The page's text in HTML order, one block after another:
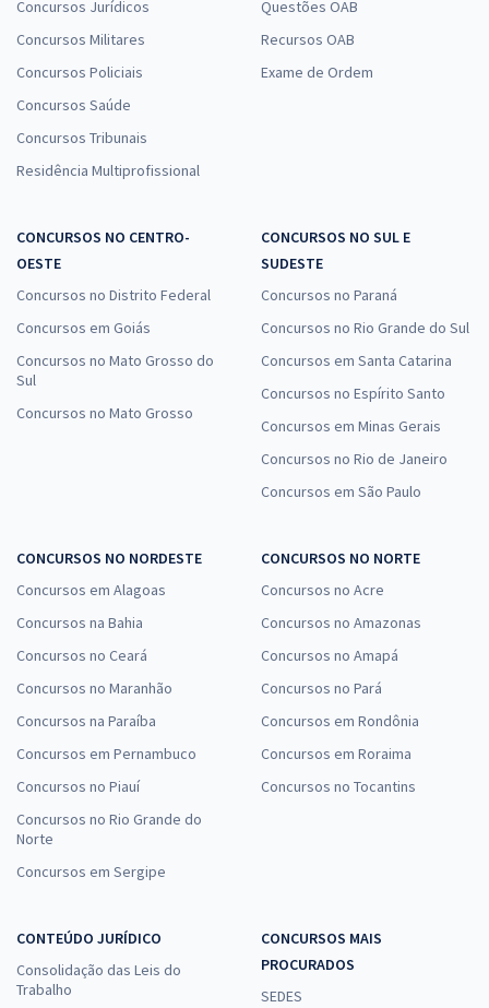
Comprar
R$ 358,32
Economize R$ 89,58 (-20%)
Comprar
Prefeitura de São Sebastião - AL - Professor(a) Português (Pós-
Edital)
à vista
R$29,86
Prefeitura de São Sebastião - AL - Conhecimentos Específicos para
22,32
Economize R$ 66,96 (-20%)
Comprar
Prefeitura de São Sebastião - AL - Conhecimentos Específicos para
R$22,32
Economize R$ 66,96 (-20%)
Concursos Jurídicos
Concursos Militares
Concursos Policiais
Concursos Saúde
Concursos Tribunais
Residência Multiprofissional
Questões OAB
Recursos OAB
Exame de Ordem
CONCURSOS NO CENTRO-
OESTE
Concursos no Distrito Federal
Concursos em Goiás
Concursos no Mato Grosso do
Sul
Concursos no Mato Grosso
CONCURSOS NO SUL E
SUDESTE
Concursos no Paraná
Concursos no Rio Grande do Sul
Concursos em Santa Catarina
Concursos no Espírito Santo
Concursos em Minas Gerais
Concursos no Rio de Janeiro
Concursos em São Paulo
CONCURSOS NO NORDESTE
Concursos em Alagoas
Concursos na Bahia
Concursos no Ceará
Concursos no Maranhão
Concursos na Paraíba
Concursos em Pernambuco
Concursos no Piauí
Concursos no Rio Grande do
Norte
Concursos em Sergipe
CONCURSOS NO NORTE
Concursos no Acre
Concursos no Amazonas
Concursos no Amapá
Concursos no Pará
Concursos em Rondônia
Concursos em Roraima
Concursos no Tocantins
CONTEÚDO JURÍDICO
Consolidação das Leis do
Trabalho
CONCURSOS MAIS
PROCURADOS
SEDES